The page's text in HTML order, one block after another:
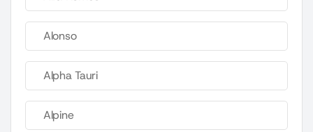
Alonso
Alpha Tauri
Alpine